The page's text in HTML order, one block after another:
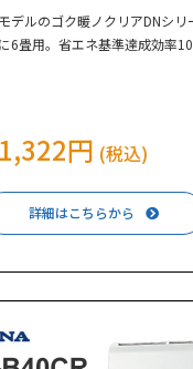
デルのゴク暖ノクリアDNシリ
6畳用。省エネ基準達成効率
円 (税込)
詳細はこちらから